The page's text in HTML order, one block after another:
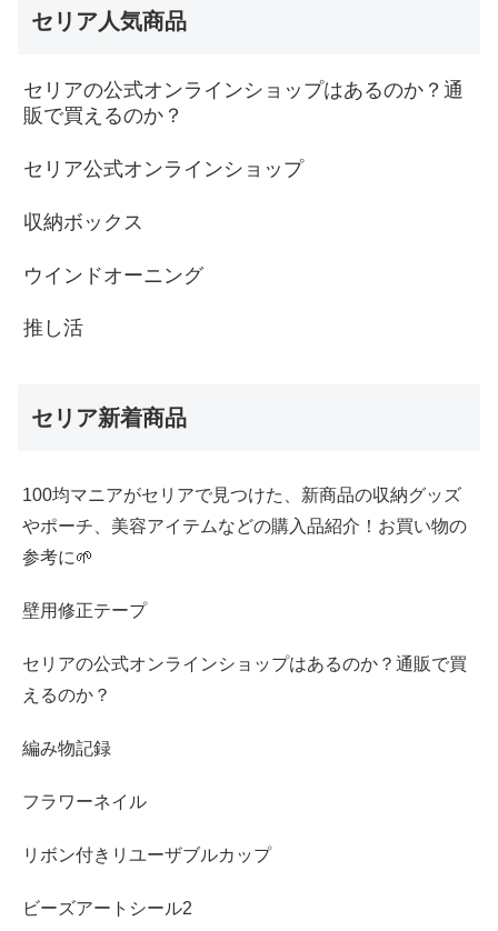
セリア人気商品
セリアの公式オンラインショップはあるのか？通
販で買えるのか？
セリア公式オンラインショップ
収納ボックス
ウインドオーニング
推し活
セリア新着商品
100均マニアがセリアで見つけた、新商品の収納グッズ
やポーチ、美容アイテムなどの購入品紹介！お買い物の
参考に🌱
壁用修正テープ
セリアの公式オンラインショップはあるのか？通販で買
えるのか？
編み物記録
フラワーネイル
リボン付きリユーザブルカップ
ビーズアートシール2